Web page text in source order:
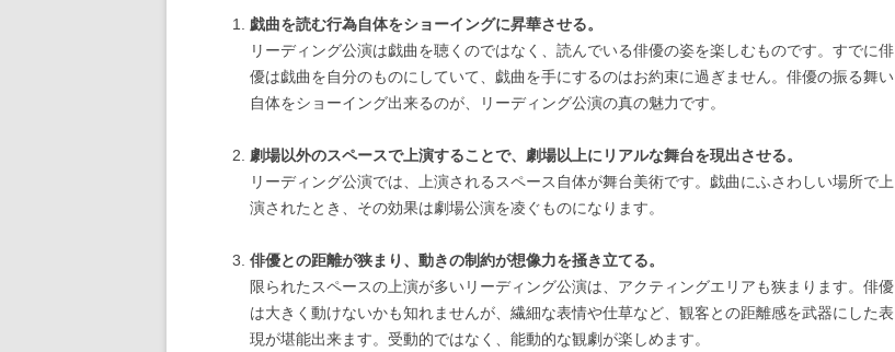
戯曲を読む行為自体をショーイングに昇華させる。
リーディング公演は戯曲を聴くのではなく、読んでいる俳優の姿を楽しむものです。すでに俳
優は戯曲を自分のものにしていて、戯曲を手にするのはお約束に過ぎません。俳優の振る舞い
自体をショーイング出来るのが、リーディング公演の真の魅力です。
劇場以外のスペースで上演することで、劇場以上にリアルな舞台を現出させる。
リーディング公演では、上演されるスペース自体が舞台美術です。戯曲にふさわしい場所で上
演されたとき、その効果は劇場公演を凌ぐものになります。
俳優との距離が狭まり、動きの制約が想像力を掻き立てる。
限られたスペースの上演が多いリーディング公演は、アクティングエリアも狭まります。俳優
は大きく動けないかも知れませんが、繊細な表情や仕草など、観客との距離感を武器にした表
現が堪能出来ます。受動的ではなく、能動的な観劇が楽しめます。